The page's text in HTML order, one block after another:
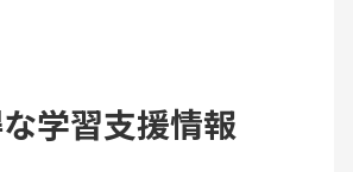
学習支援情報